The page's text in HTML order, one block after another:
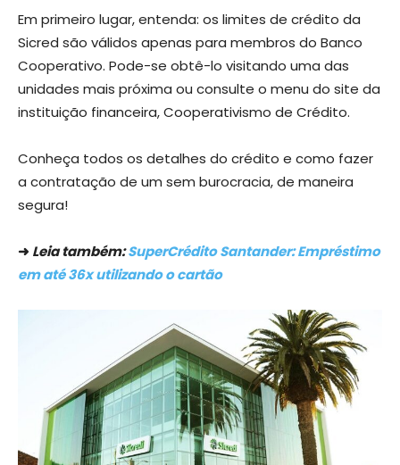
Em primeiro lugar, entenda: os limites de crédito da
Sicred são válidos apenas para membros do Banco
Cooperativo. Pode-se obtê-lo visitando uma das
unidades mais próxima ou consulte o menu do site da
instituição financeira, Cooperativismo de Crédito.
Conheça todos os detalhes do crédito e como fazer
a contratação de um sem burocracia, de maneira
segura!
➜ Leia também:SuperCrédito Santander: Empréstimo
em até 36x utilizando o cartão